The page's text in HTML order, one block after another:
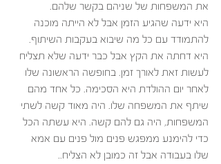
את המשפחות של שניהם בקשר שלהם.
היא ידעה שהגיע הזמן אבל לא הייתה מוכנה
להתמודד עם כל מה שיבוא בעקבות השיתוף.
היא דחתה את הקץ אבל כבר ידעה שלא תצליח
לעשות זאת לאורך זמן. בחופשה הראשונה שלו
לאחר יום ההולדת היא הסכימה. כל אחד מהם
שיתף את המשפחה שלו. היה מאוד קשה לשתי
המשפחות, היה גם להם קשה. היא עשתה הכל
כדי להימנע ממפגש פנים מול פנים עם אמא
שלו בעבודה אבל זה כמובן לא הצליח..